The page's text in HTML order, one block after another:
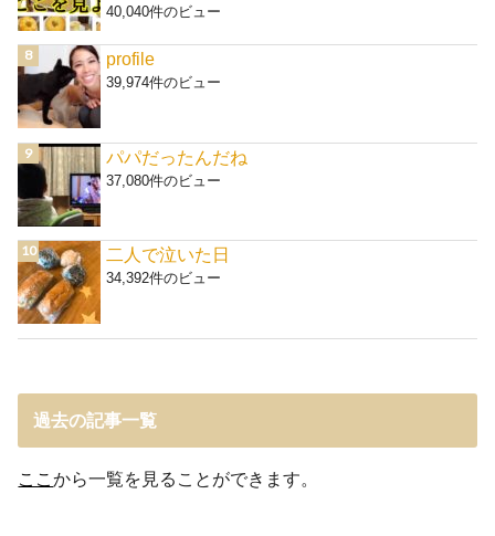
40,040件のビュー
profile
39,974件のビュー
パパだったんだね
37,080件のビュー
二人で泣いた日
34,392件のビュー
過去の記事一覧
ここから一覧を見ることができます。